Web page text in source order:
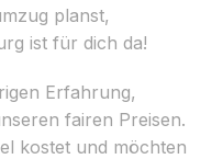
planst,
ist für dich da!
Erfahrung,
fairen Preisen.
kostet und möchten